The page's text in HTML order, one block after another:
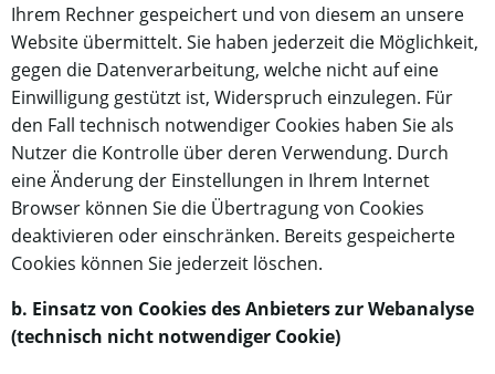
Ihrem Rechner gespeichert und von diesem an unsere
Website übermittelt. Sie haben jederzeit die Möglichkeit,
gegen die Datenverarbeitung, welche nicht auf eine
Einwilligung gestützt ist, Widerspruch einzulegen. Für
den Fall technisch notwendiger Cookies haben Sie als
Nutzer die Kontrolle über deren Verwendung. Durch
eine Änderung der Einstellungen in Ihrem Internet
Browser können Sie die Übertragung von Cookies
deaktivieren oder einschränken. Bereits gespeicherte
Cookies können Sie jederzeit löschen.
b. Einsatz von Cookies des Anbieters zur Webanalyse
(technisch nicht notwendiger Cookie)